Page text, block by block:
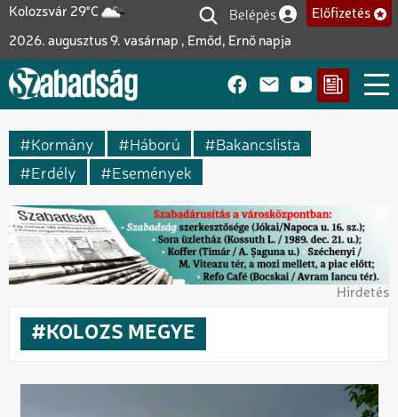
Ugrás
tartalomra
Kolozsvár 29°C
2026. augusztus 9. vasárnap , Emőd, Ernő napja
Felhasználói fiók
Belépés Előfizetés
Kormány Háború
Bakancslista
Erdély
Események
Hirdetés
KOLOZS MEGYE